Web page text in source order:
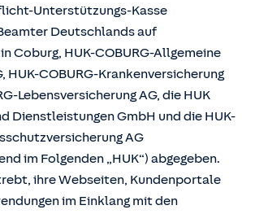
Unterstützungs-Kasse
Deutschlands auf
Coburg, HUK-COBURG-Allgemeine
HUK-COBURG-Krankenversicherung
Lebensversicherung AG, die HUK
Dienstleistungen GmbH und die HUK-
AG
im Folgenden „HUK“) abgegeben.
ihre Webseiten, Kundenportale
im Einklang mit den